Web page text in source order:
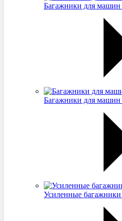
Багажники для
Багажники для машин
Усиленные багажники